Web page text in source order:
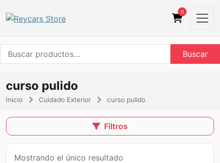
0
Buscar
por:
Buscar
curso pulido
Inicio Cuidado Exterior curso pulido
Filtros
Mostrando el único resultado